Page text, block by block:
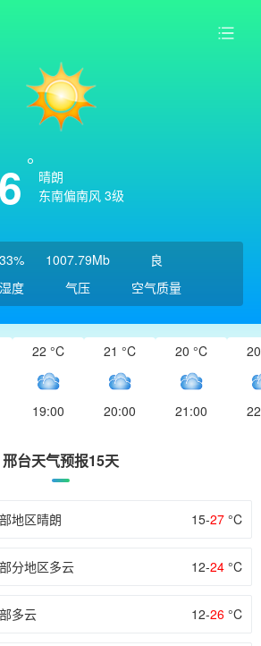
晴朗
东南偏南风 3级
33%
湿度
1007.79Mb
气压
良
空气质量
22 °C
19:00
21 °C
20:00
20 °C
21:00
邢台天气预报15天
地区晴朗 15-27 °C
分地区多云 12-24 °C
多云 12-26 °C